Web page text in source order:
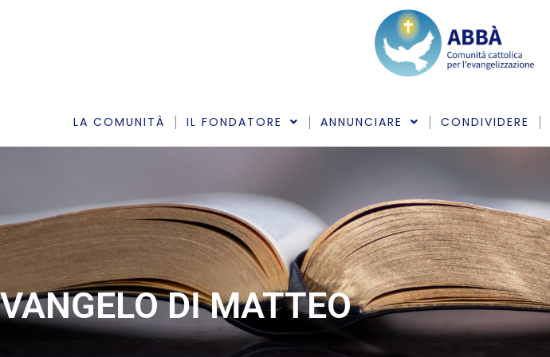
LA COMUNITÀ IL FONDATORE ANNUNCIARE CONDIVIDERE
VANGELO DI MATTEO